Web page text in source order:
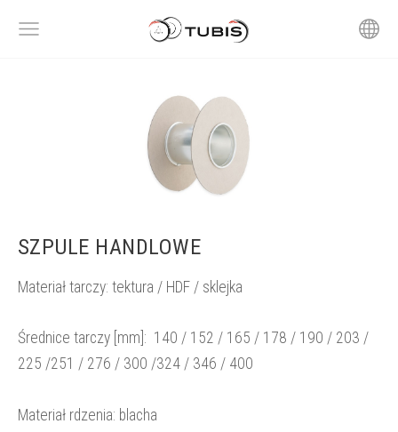
SZPULE HANDLOWE
Materiał tarczy: tektura / HDF / sklejka
Średnice tarczy [mm]: 140 / 152 / 165 / 178 / 190 / 203 /
225 /251 / 276 / 300 /324 / 346 / 400
Materiał rdzenia: blacha